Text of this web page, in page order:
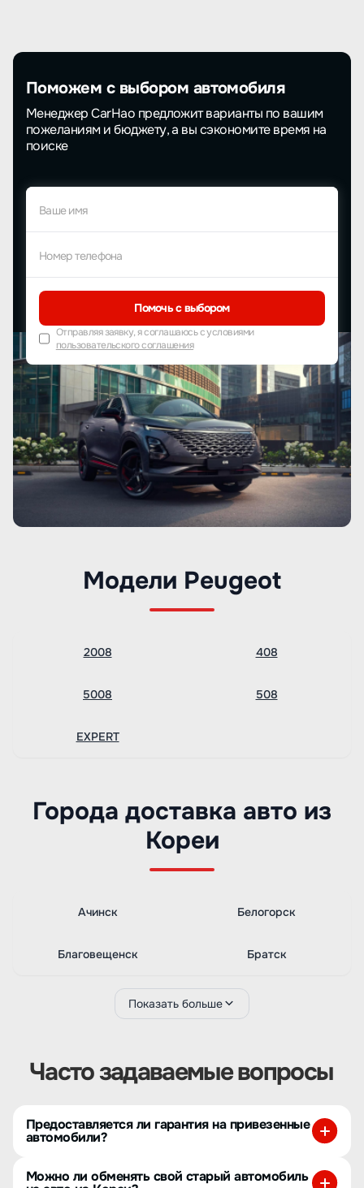
Поможем с выбором автомобиля
Менеджер CarHao предложит варианты по вашим
пожеланиям и бюджету, а вы сэкономите время на
поиске
Ваше имя
Номер телефона
Помочь с выбором
Отправляя заявку, я соглашаюсь с условиями
пользовательского соглашения
Модели Peugeot
2008 408
5008 508
EXPERT
Города доставка авто из
Кореи
Ачинск Белогорск
Благовещенск Братск
Показать больше
Часто задаваемые вопросы
Предоставляется ли гарантия на привезенные
автомобили?
Можно ли обменять свой старый автомобиль